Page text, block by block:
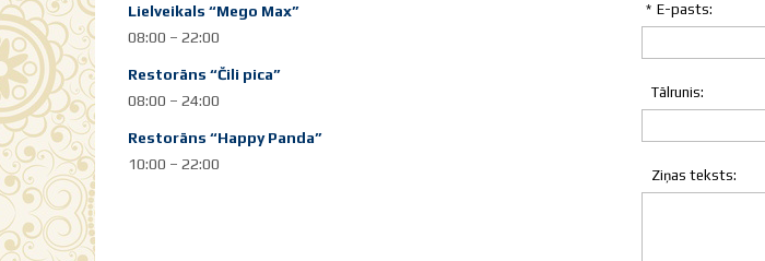
Lielveikals “Mego Max”
08:00 – 22:00
Restorāns “Čili pica”
08:00 – 24:00
Restorāns “Happy Panda”
10:00 – 22:00
* E-pasts:
Tālrunis:
Ziņas teksts: